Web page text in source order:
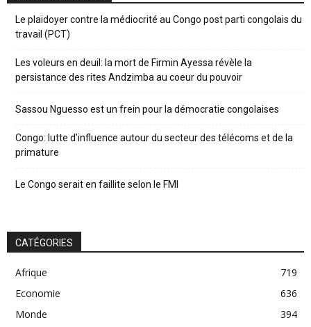
Le plaidoyer contre la médiocrité au Congo post parti congolais du
travail (PCT)
Les voleurs en deuil: la mort de Firmin Ayessa révèle la
persistance des rites Andzimba au coeur du pouvoir
Sassou Nguesso est un frein pour la démocratie congolaises
Congo: lutte d’influence autour du secteur des télécoms et de la
primature
Le Congo serait en faillite selon le FMI
CATÉGORIES
Afrique
719
Economie
636
Monde
394